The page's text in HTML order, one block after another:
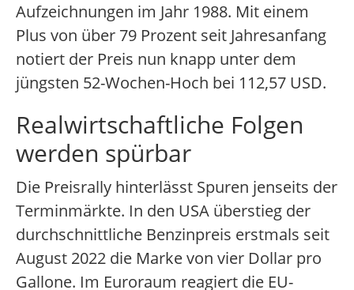
Aufzeichnungen im Jahr 1988. Mit einem
Plus von über 79 Prozent seit Jahresanfang
notiert der Preis nun knapp unter dem
jüngsten 52-Wochen-Hoch bei 112,57 USD.
Realwirtschaftliche Folgen
werden spürbar
Die Preisrally hinterlässt Spuren jenseits der
Terminmärkte. In den USA überstieg der
durchschnittliche Benzinpreis erstmals seit
August 2022 die Marke von vier Dollar pro
Gallone. Im Euroraum reagiert die EU-